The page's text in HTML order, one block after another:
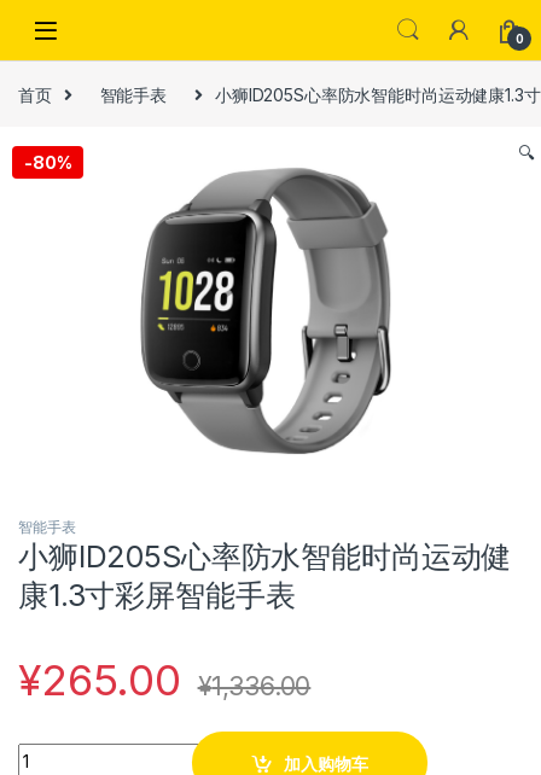
0
首页 智能手表 小狮ID205S心率防水智能时尚运动健康1.3
-80% 🔍
智能手表
小狮ID205S心率防水智能时尚运动健
康1.3寸彩屏智能手表
¥265.00 ¥1,336.00
Quantity
加入购物车